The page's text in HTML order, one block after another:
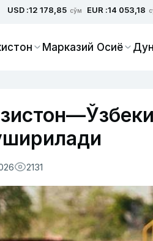
USD :12 178,85 сўм EUR :14 053,18
Марказий Осиё
2131